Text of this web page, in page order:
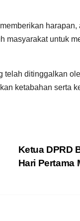
masyarakat untuk
ditinggalkan
ketabahan serta
Ketua DPRD
Hari Pertama